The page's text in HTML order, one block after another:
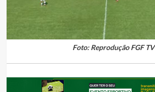
Foto: Reprodução FGF TV